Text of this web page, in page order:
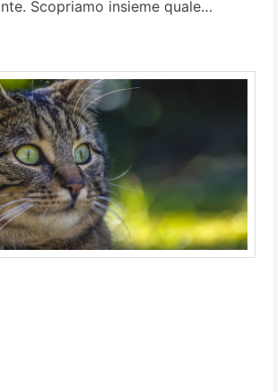
Scopriamo insieme quale…